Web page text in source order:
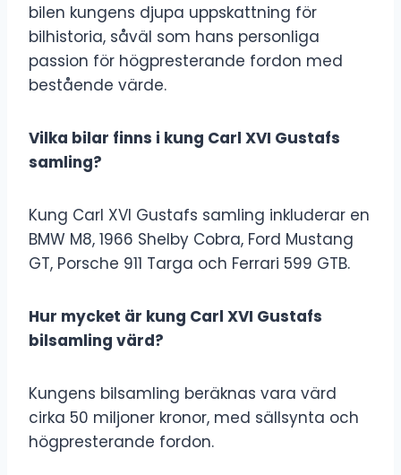
bilen kungens djupa uppskattning för
bilhistoria, såväl som hans personliga
passion för högpresterande fordon med
bestående värde.
Vilka bilar finns i kung Carl XVI Gustafs
samling?
Kung Carl XVI Gustafs samling inkluderar en
BMW M8, 1966 Shelby Cobra, Ford Mustang
GT, Porsche 911 Targa och Ferrari 599 GTB.
Hur mycket är kung Carl XVI Gustafs
bilsamling värd?
Kungens bilsamling beräknas vara värd
cirka 50 miljoner kronor, med sällsynta och
högpresterande fordon.